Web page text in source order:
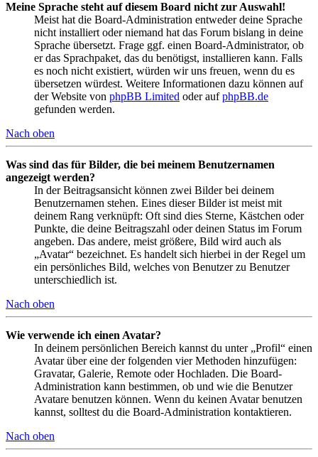
Meine Sprache steht auf diesem Board nicht zur Auswahl!
Meist hat die Board-Administration entweder deine Sprache
nicht installiert oder niemand hat das Forum bislang in deine
Sprache übersetzt. Frage ggf. einen Board-Administrator, ob
er das Sprachpaket, das du benötigst, installieren kann. Falls
es noch nicht existiert, würden wir uns freuen, wenn du es
übersetzen würdest. Weitere Informationen dazu können auf
der Website von phpBB Limited oder aufphpBB.de
gefunden werden.
Nach oben
Was sind das für Bilder, die bei meinem Benutzernamen
angezeigt werden?
In der Beitragsansicht können zwei Bilder bei deinem
Benutzernamen stehen. Eines dieser Bilder ist meist mit
deinem Rang verknüpft: Oft sind dies Sterne, Kästchen oder
Punkte, die deine Beitragszahl oder deinen Status im Forum
angeben. Das andere, meist größere, Bild wird auch als
„Avatar“ bezeichnet. Es handelt sich hierbei in der Regel um
ein persönliches Bild, welches von Benutzer zu Benutzer
unterschiedlich ist.
Nach oben
Wie verwende ich einen Avatar?
In deinem persönlichen Bereich kannst du unter „Profil“ einen
Avatar über eine der folgenden vier Methoden hinzufügen:
Gravatar, Galerie, Remote oder Hochladen. Die Board-
Administration kann bestimmen, ob und wie die Benutzer
Avatare benutzen können. Wenn du keinen Avatar benutzen
kannst, solltest du die Board-Administration kontaktieren.
Nach oben